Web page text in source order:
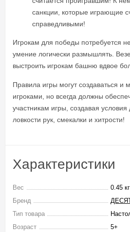
санкции, которые играющие
справедливыми!
Игрокам для победы потребуется
умение логически размышлять.
выстроить игрокам башню вдвое
Правила игры могут создаваться и
игроками, но всегда должны
участникам игры, создавая
ловкости рук, смекалки и хитрости!
Характеристики
Вес
0.45 кг
Бренд
Тип товара
Возраст
5+